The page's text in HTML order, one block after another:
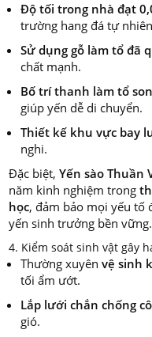
Độ tối trong nhà đạt
trường hang đá tự
Sử dụng gỗ làm tổ đã
chất mạnh.
Bố trí thanh làm tổ
giúp yến dễ di chuyển.
Thiết kế khu vực bay
nghi.
Đặc biệt,Yến sào Thuần
năm kinh nghiệm trong
học, đảm bảo mọi yếu tố
yến sinh trưởng bền vững.
4. Kiểm soát sinh vật gây
Thường xuyênvệ sinh
tối ẩm ướt.
Lắp lưới chắn chống
gió.